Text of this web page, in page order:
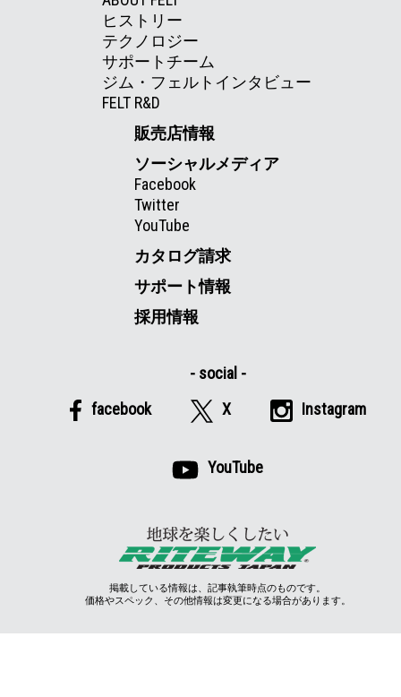
ヒストリー
テクノロジー
サポートチーム
ジム・フェルトインタビュー
FELT R&D
販売店情報
ソーシャルメディア
Facebook
Twitter
YouTube
カタログ請求
サポート情報
採用情報
facebook X Instagram
YouTube
掲載している情報は、記事執筆時点のものです。
価格やスペック、その他情報は変更になる場合があります。